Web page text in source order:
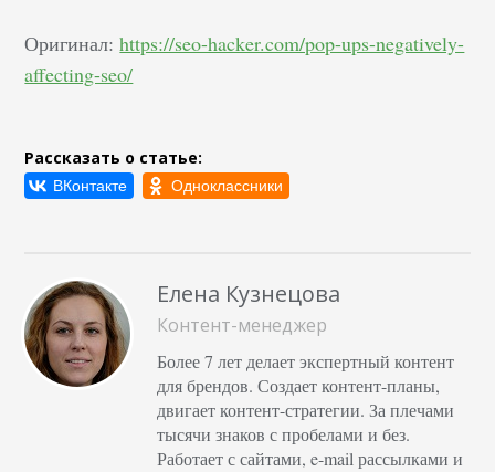
называются – pop-up.
определенному
действия. К ним
относится посещение
сайта, конкретной
страницы, нажатие на
иконку, бездействие,
попытка закрыть
Оригинал:https://seo-hacker.com/pop-ups-negatively-
affecting-seo/
Рассказать о статье:
Елена Кузнецова
Контент-менеджер
Более 7 лет делает экспертный контент
для брендов. Создает контент-планы,
двигает контент-стратегии. За плечами
тысячи знаков с пробелами и без.
Работает с сайтами, e-mail рассылками и